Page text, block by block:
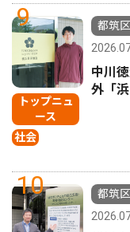
9
トップニュ
ース
社会
都筑区
中川
外「
10
都筑区